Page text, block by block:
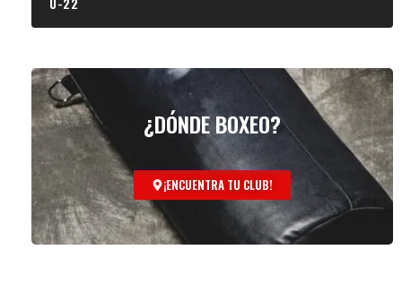
¿DÓNDE BOXEO?
¡ENCUENTRA TU CLUB!